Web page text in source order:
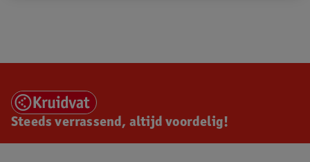
Steeds verrassend, altijd voordelig!